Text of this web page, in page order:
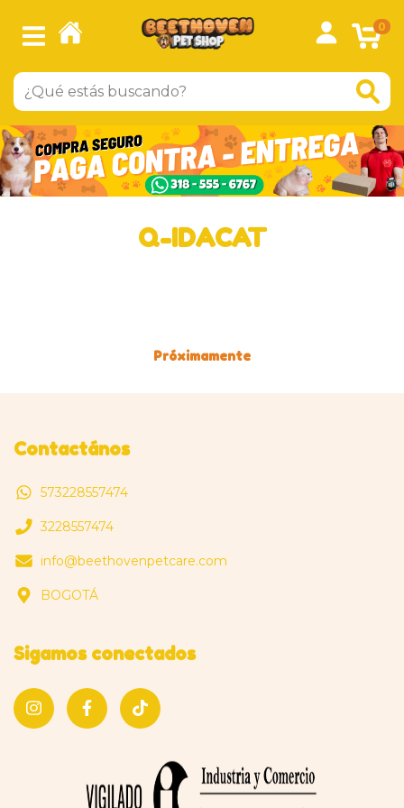
0
Q-IDACAT
Próximamente
Contactános
573228557474
3228557474
info@beethovenpetcare.com
BOGOTÁ
Sigamos conectados